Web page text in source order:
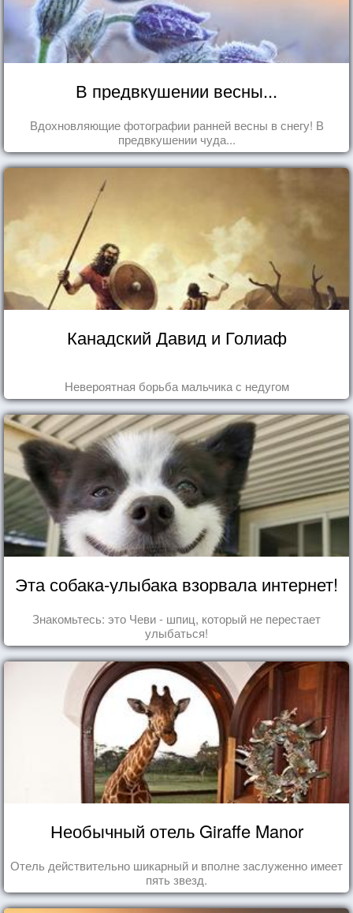
В предвкушении весны...
Вдохновляющие фотографии ранней весны в снегу! В
предвкушении чуда...
Канадский Давид и Голиаф
Невероятная борьба мальчика с недугом
Эта собака-улыбака взорвала интернет!
Знакомьтесь: это Чеви - шпиц, который не перестает
улыбаться!
Необычный отель Giraffe Manor
Отель действительно шикарный и вполне заслуженно имеет
пять звезд.